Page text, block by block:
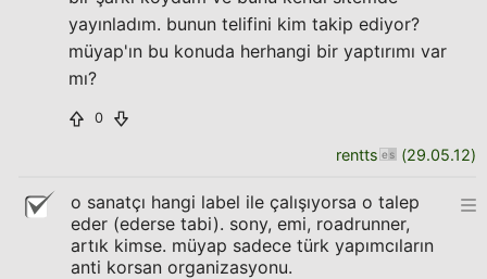
yayınladım. bunun telifini kim takip ediyor?
müyap'ın bu konuda herhangi bir yaptırımı var
mı?
0
rentts (29.05.12)
o sanatçı hangi label ile çalışıyorsa o talep
eder (ederse tabi). sony, emi, roadrunner,
artık kimse. müyap sadece türk yapımcıların
anti korsan organizasyonu.